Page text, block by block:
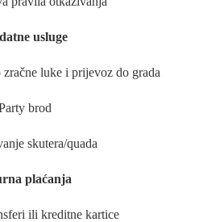
usluge
luke i prijevoz do grada
brod
skutera/quada
plaćanja
ili kreditne kartice